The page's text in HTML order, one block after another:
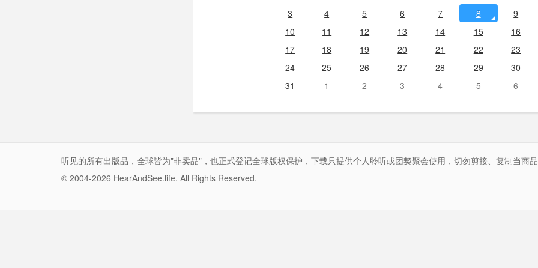
3
4 5 6 7 8
9
10
11 12 13 14 15
16
17
18 19 20 21 22
23
24
25 26 27 28 29
30
31
1 2 3 4 5 6
听见的所有出版品，全球皆为"非卖品"，也正式登记全球版权保护，下载只提供个人聆听或团契聚会使用，切勿剪接、复制当商
© 2004-2026 HearAndSee.life. All Rights Reserved.